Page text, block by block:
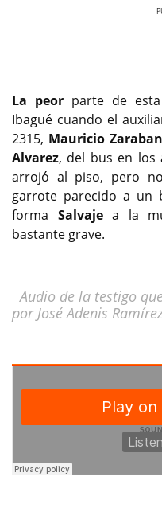
La peor parte de
Ibagué cuando el
2315, Mauricio
Alvarez, del bus en los
arrojó al piso, pero
garrote parecido a un
forma Salvajea la
bastante grave.
Audio de la testigo
por José Adenis